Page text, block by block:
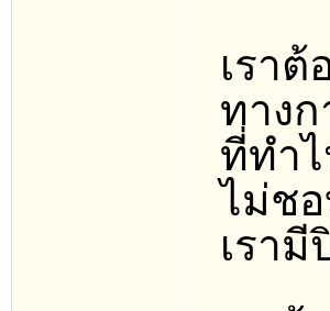
เรา
ทางก
ที่ทำ
ไม่ช
เรามี